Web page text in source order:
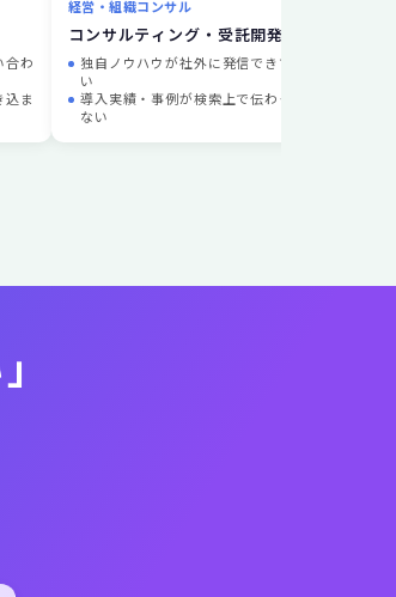
合わ
ま
経営・組織コンサル
コンサルティング・受託開発
独自ノウハウが社外に発信できていな
い
導入実績・事例が検索上で伝わってい
ない